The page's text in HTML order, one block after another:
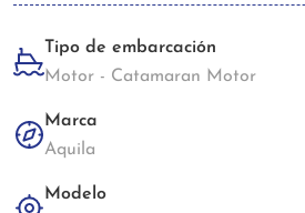
Tipo de embarcación
Motor - Catamaran Motor
Marca
Aquila
Modelo